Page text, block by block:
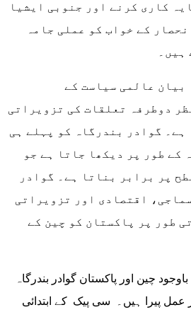
کاری کرنے اور جنوبی ایشیا
کے خواب کو عملی جامہ
بیان عالمی سیاست کے
دوطرفہ تعلقات کی تزویراتی
ہے۔ گوادر بندرگاہ کو پہلے ہی
کے طور پر دیکھا جاتا ہے جو
پر برابر بناتا ہے۔ گوادر
اقتصادی اور تزویراتی
طور پر پاکستان کو چین کے
چین اور پاکستان گوادر بندرگاہ
عمل پیرا ہیں۔ سی پیک کے ابتدائی